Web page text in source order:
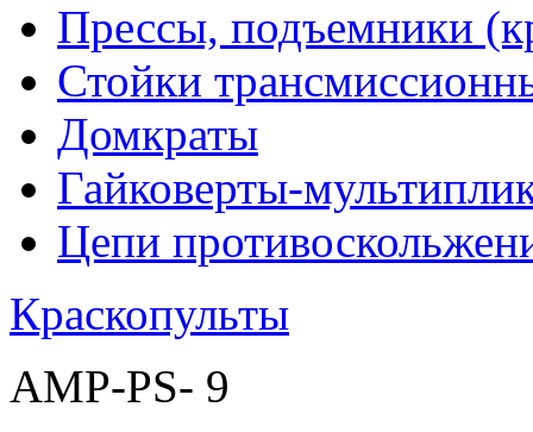
Прессы, подъемники
Стойки
Домкраты
Гайковерты-
Цепи
Краскопульты
AMP-PS- 9